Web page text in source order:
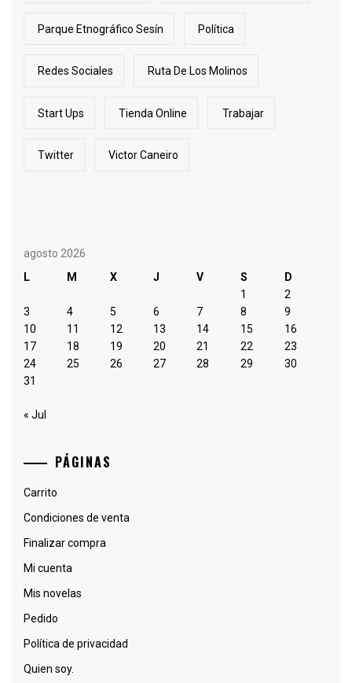
Parque Etnográfico Sesín Política
Redes Sociales Ruta De Los Molinos
Start Ups Tienda Online Trabajar
Twitter Victor Caneiro
agosto 2026
L
M X J V S
D
1
2
3
4 5 6 7 8
9
10
11 12 13 14 15
16
17
18 19 20 21 22
23
24
25 26 27 28 29
30
31
« Jul
PÁGINAS
Carrito
Condiciones de venta
Finalizar compra
Mi cuenta
Mis novelas
Pedido
Política de privacidad
Quien soy.